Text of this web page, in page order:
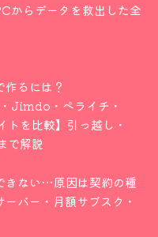
からデータを救出した全
るには？
Jimdo・ペライチ・
を比較】引っ越し・
で解説
きない…原因は契約の種
バー・月額サブスク・